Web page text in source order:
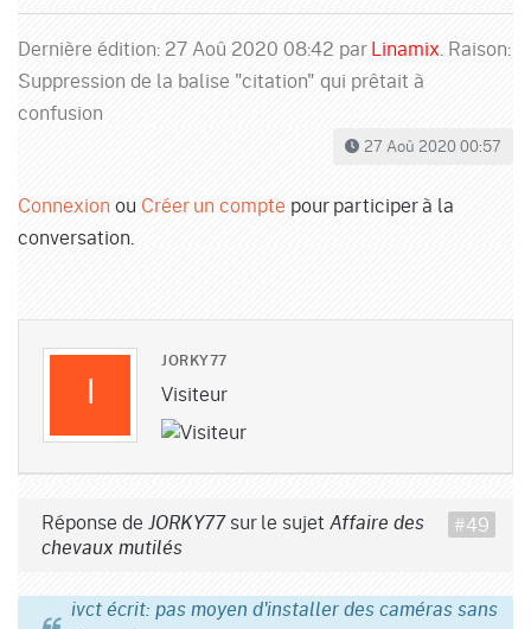
Dernière édition: 27 Aoû 2020 08:42 parLinamix. Raison:
Suppression de la balise "citation" qui prêtait à
confusion
27 Aoû 2020 00:57
Connexionou Créer un compte pour participer à la
conversation.
JORKY77
Visiteur
Réponse de JORKY77sur le sujet Affaire des
chevaux mutilés
ivct écrit: pas moyen d'installer des caméras sans
#49